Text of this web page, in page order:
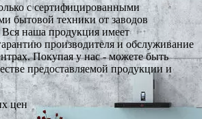
с сертифицированными
бытовой техники от заводов
Вся наша продукция имеет
производителя и обслуживание
Покупая у нас - можете быть
предоставляемой продукции и
цен